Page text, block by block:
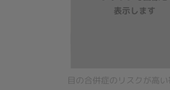
目の合併症のリスクが高